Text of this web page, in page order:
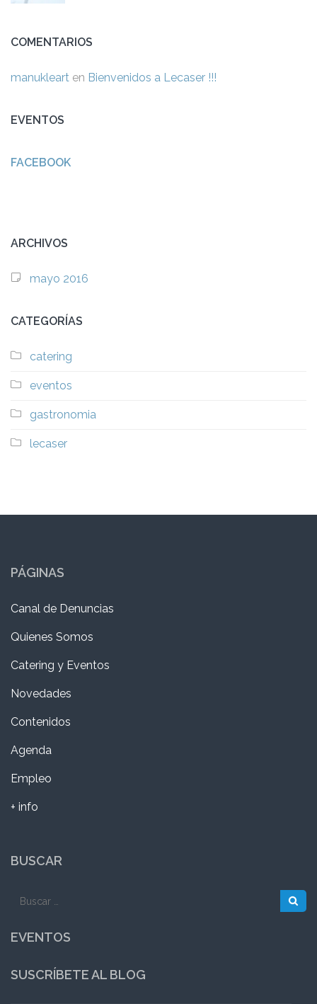
COMENTARIOS
manukleart en Bienvenidos a Lecaser !!!
EVENTOS
FACEBOOK
ARCHIVOS
mayo 2016
CATEGORÍAS
catering
eventos
gastronomia
lecaser
PÁGINAS
Canal de Denuncias
Quienes Somos
Catering y Eventos
Novedades
Contenidos
Agenda
Empleo
+ info
BUSCAR
Buscar:
EVENTOS
SUSCRÍBETE AL BLOG